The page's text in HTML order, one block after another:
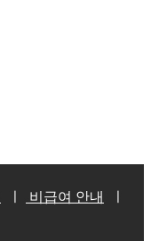
비급여 안내